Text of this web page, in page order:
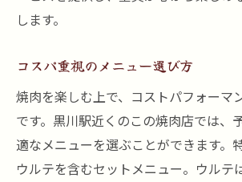
します。
コスパ重視のメニュー選び方
焼肉を楽しむ上で、コストパフォーマ
です。黒川駅近くのこの焼肉店では、
適なメニューを選ぶことができます。
ウルテを含むセットメニュー。ウルテ